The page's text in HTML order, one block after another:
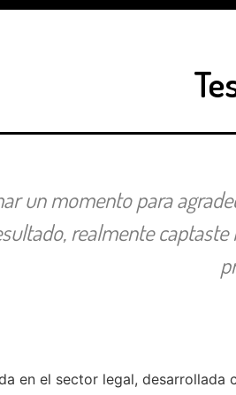
un momento para
realmente